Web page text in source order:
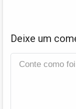
Deixe um